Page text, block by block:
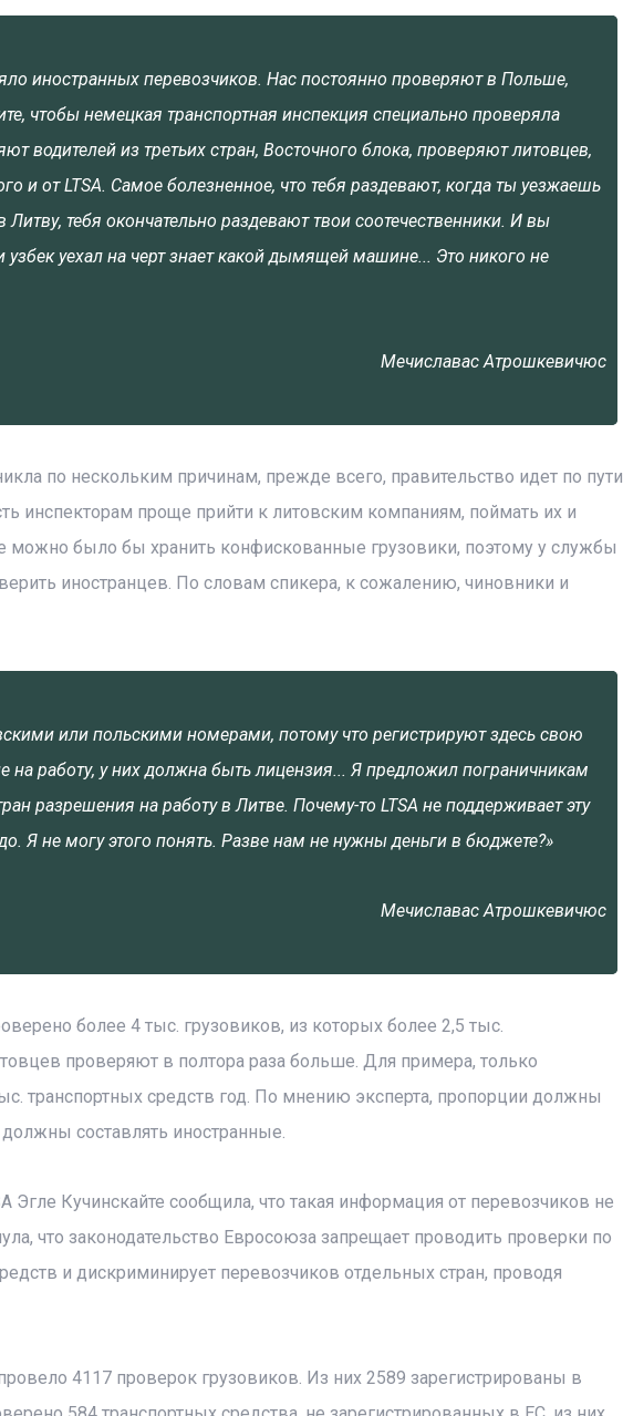
иностранных перевозчиков. Нас постоянно проверяют в Польше,
чтобы немецкая транспортная инспекция специально проверяла
водителей из третьих стран, Восточного блока, проверяют литовцев,
и от LTSA. Самое болезненное, что тебя раздевают, когда ты уезжаешь
тебя окончательно раздевают твои соотечественники. И вы
узбек уехал на черт знает какой дымящей машине... Это никого не
Мечиславас Атрошкевичюс
по нескольким причинам, прежде всего, правительство идет по пути
инспекторам проще прийти к литовским компаниям, поймать их и
можно было бы хранить конфискованные грузовики, поэтому у службы
иностранцев. По словам спикера, к сожалению, чиновники и
или польскими номерами, потому что регистрируют здесь свою
работу, у них должна быть лицензия... Я предложил пограничникам
разрешения на работу в Литве. Почему-то LTSA не поддерживает эту
Я не могу этого понять. Разве нам не нужны деньги в бюджете?»
Мечиславас Атрошкевичюс
более 4 тыс. грузовиков, из которых более 2,5 тыс.
проверяют в полтора раза больше. Для примера, только
транспортных средств год. По мнению эксперта, пропорции должны
составлять иностранные.
Кучинскайте сообщила, что такая информация от перевозчиков не
что законодательство Евросоюза запрещает проводить проверки по
и дискриминирует перевозчиков отдельных стран, проводя
4117 проверок грузовиков. Из них 2589 зарегистрированы в